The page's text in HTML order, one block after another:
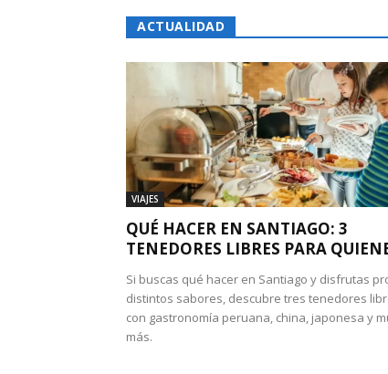
ACTUALIDAD
VIAJES
QUÉ HACER EN SANTIAGO: 3
TENEDORES LIBRES PARA
Si buscas qué hacer en Santiago y disfrutas
distintos sabores, descubre tres tenedores
con gastronomía peruana, china, japonesa y
más.